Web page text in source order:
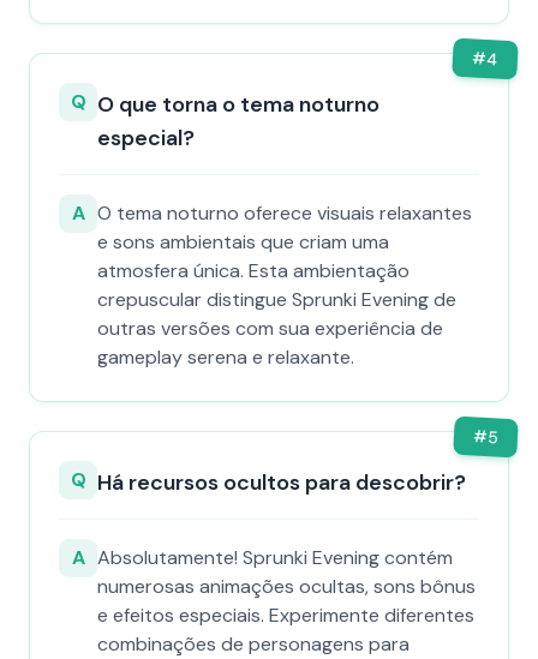
#4
Q O que torna o tema noturno
especial?
A O tema noturno oferece visuais relaxantes
e sons ambientais que criam uma
atmosfera única. Esta ambientação
crepuscular distingue Sprunki Evening de
outras versões com sua experiência de
gameplay serena e relaxante.
#5
Q Há recursos ocultos para descobrir?
A Absolutamente! Sprunki Evening contém
numerosas animações ocultas, sons bônus
e efeitos especiais. Experimente diferentes
combinações de personagens para